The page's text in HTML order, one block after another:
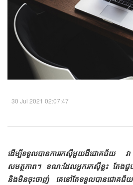
30 Jul 2021 02:07:47
ដើម្បីទទួលបានការរកស៊ីមួយដ៏ជោគជ័យ វា
សមត្ថភាព។ ខណៈដែលអ្នករកស៊ីខ្លះ តែងជួ
និងមិនចុះចាញ់ គេនៅតែទទួលបានជោគជ័